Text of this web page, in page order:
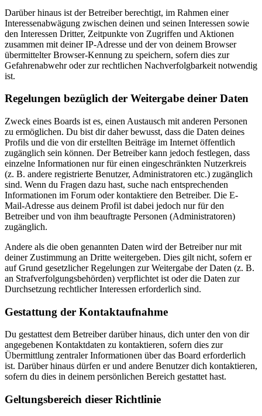
Darüber hinaus ist der Betreiber berechtigt, im Rahmen einer
Interessenabwägung zwischen deinen und seinen Interessen sowie
den Interessen Dritter, Zeitpunkte von Zugriffen und Aktionen
zusammen mit deiner IP-Adresse und der von deinem Browser
übermittelter Browser-Kennung zu speichern, sofern dies zur
Gefahrenabwehr oder zur rechtlichen Nachverfolgbarkeit notwendig
ist.
Regelungen bezüglich der Weitergabe deiner Daten
Zweck eines Boards ist es, einen Austausch mit anderen Personen
zu ermöglichen. Du bist dir daher bewusst, dass die Daten deines
Profils und die von dir erstellten Beiträge im Internet öffentlich
zugänglich sein können. Der Betreiber kann jedoch festlegen, dass
einzelne Informationen nur für einen eingeschränkten Nutzerkreis
(z. B. andere registrierte Benutzer, Administratoren etc.) zugänglich
sind. Wenn du Fragen dazu hast, suche nach entsprechenden
Informationen im Forum oder kontaktiere den Betreiber. Die E-
Mail-Adresse aus deinem Profil ist dabei jedoch nur für den
Betreiber und von ihm beauftragte Personen (Administratoren)
zugänglich.
Andere als die oben genannten Daten wird der Betreiber nur mit
deiner Zustimmung an Dritte weitergeben. Dies gilt nicht, sofern er
auf Grund gesetzlicher Regelungen zur Weitergabe der Daten (z. B.
an Strafverfolgungsbehörden) verpflichtet ist oder die Daten zur
Durchsetzung rechtlicher Interessen erforderlich sind.
Gestattung der Kontaktaufnahme
Du gestattest dem Betreiber darüber hinaus, dich unter den von dir
angegebenen Kontaktdaten zu kontaktieren, sofern dies zur
Übermittlung zentraler Informationen über das Board erforderlich
ist. Darüber hinaus dürfen er und andere Benutzer dich kontaktieren,
sofern du dies in deinem persönlichen Bereich gestattet hast.
Geltungsbereich dieser Richtlinie